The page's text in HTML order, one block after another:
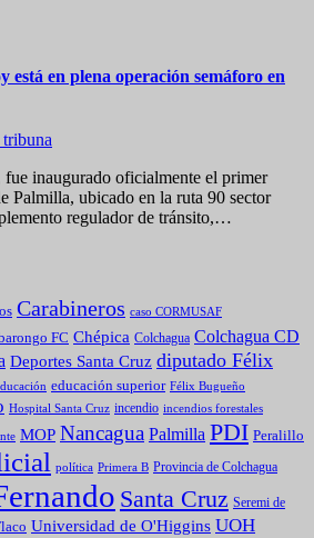
en plena operación semáforo en
tribuna
fue inaugurado oficialmente el primer
Palmilla, ubicado en la ruta 90 sector
regulador de tránsito,…
Carabineros caso CORMUSAF
FC Chépica Colchagua Colchagua CD
Deportes Santa Cruz diputado Félix
educación superior Félix Bugueño
Hospital Santa Cruz incendio incendios forestales
MOP Nancagua Palmilla PDI Peralillo
política Primera B Provincia de Colchagua
Santa Cruz Seremi de
Universidad de O'Higgins UOH